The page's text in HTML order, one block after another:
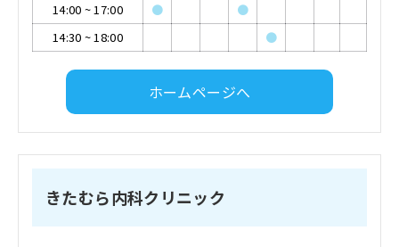
14:00 ~17:00 ●
●
14:30 ~18:00 ●
ホームページへ
きたむら内科クリニック